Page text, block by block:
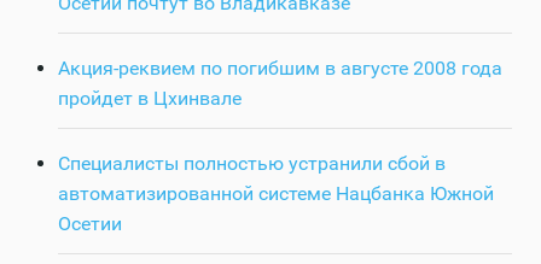
Акция-реквием по погибшим в августе 2008 года
пройдет в Цхинвале
Специалисты полностью устранили сбой в
автоматизированной системе Нацбанка Южной
Осетии